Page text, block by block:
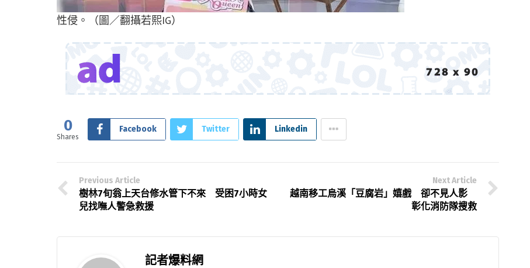
性侵。（圖／翻攝若熙IG）
0
Shares
Facebook Twitter Linkedin
Previous Article
樹林7旬翁上天台修水管下不來 受困7小時女
兒找嘸人警急救援
Next Article
越南移工烏溪「豆腐岩」嬉戲 卻不見人影
彰化消防隊搜救
記者爆料網